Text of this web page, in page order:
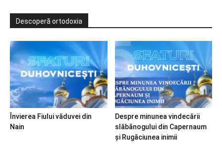
Descoperă ortodoxia
Învierea Fiului văduvei din
Nain
Despre minunea vindecării
slăbănogului din Capernaum
și Rugăciunea inimii